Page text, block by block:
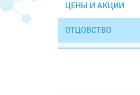
ЦЕНЫ И АКЦИИ
ОТЦОВСТВО